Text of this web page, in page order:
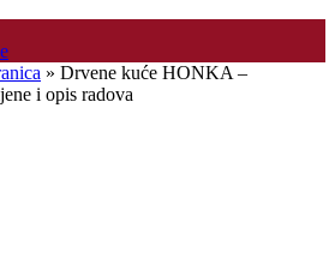
» Drvene kuće HONKA –
i opis radova